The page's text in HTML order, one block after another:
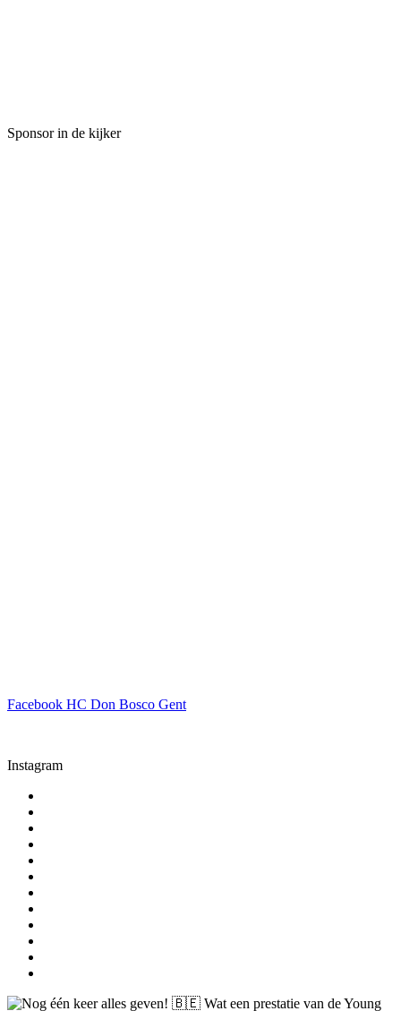
Sponsor in de kijker
Facebook HC Don Bosco Gent
Instagram